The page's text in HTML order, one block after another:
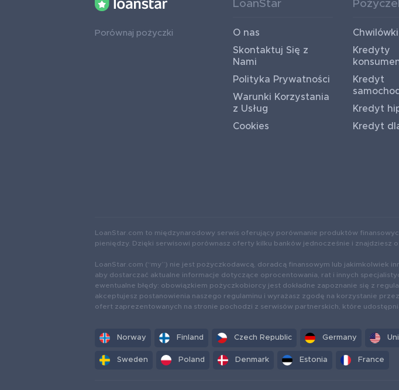
Porównaj pożyczki
LoanStar
O nas
Skontaktuj Się z
Nami
Polityka Prywatności
Warunki Korzystania
z Usług
Cookies
Chwilówki
Kredyty
Kredyt
Kredyt
Kredyt
LoanStar.com to międzynarodowy serwis oferujący porównanie produktów
pieniędzy. Dzięki serwisowi porównasz oferty kilku banków jednocześnie i znajdziesz
LoanStar.com (“my”) nie jest pożyczkodawcą, doradcą finansowym lub jakimkolwiek
aby dostarczać aktualne informacje dotyczące oprocentowania, rat i innych
ewentualne błędy: obowiązkiem pożyczkobiorcy jest dokładne zapoznanie się z
akceptujesz postanowienia naszego regulaminu i wyrażasz zgodę na korzystanie
ofert zaprezentowanych na stronie pochodzi z serwisów partnerskich, które
Norway Finland Czech Republic Germany
Sweden Poland Denmark Estonia France